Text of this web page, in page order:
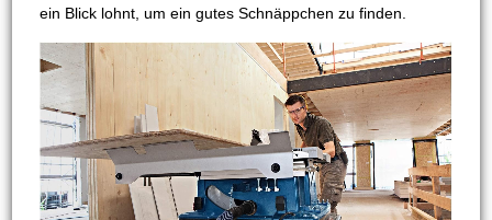
ein Blick lohnt, um ein gutes Schnäppchen zu finden.